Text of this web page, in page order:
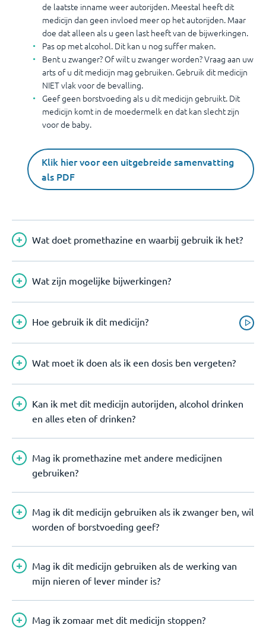
de laatste inname weer autorijden. Meestal heeft dit
medicijn dan geen invloed meer op het autorijden. Maar
doe dat alleen als u geen last heeft van de bijwerkingen.
Pas op met alcohol. Dit kan u nog suffer maken.
Bent u zwanger? Of wilt u zwanger worden? Vraag aan uw
arts of u dit medicijn mag gebruiken. Gebruik dit medicijn
NIET vlak voor de bevalling.
Geef geen borstvoeding als u dit medicijn gebruikt. Dit
medicijn komt in de moedermelk en dat kan slecht zijn
voor de baby.
Klik hier voor een uitgebreide samenvatting
als PDF
Wat doet promethazine en waarbij gebruik ik het?
Wat zijn mogelijke bijwerkingen?
Hoe gebruik ik dit medicijn?
Wat moet ik doen als ik een dosis ben vergeten?
Kan ik met dit medicijn autorijden, alcohol drinken
en alles eten of drinken?
Mag ik promethazine met andere medicijnen
gebruiken?
Mag ik dit medicijn gebruiken als ik zwanger ben, wil
worden of borstvoeding geef?
Mag ik dit medicijn gebruiken als de werking van
mijn nieren of lever minder is?
Mag ik zomaar met dit medicijn stoppen?